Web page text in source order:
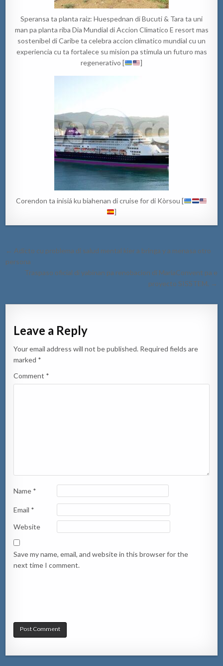
Speransa ta planta raiz: Huespednan di Bucuti & Tara ta uni
man pa planta riba Dia Mundial di Accion Climatico E resort mas
sostenibel di Caribe ta celebra accion climatico mundial cu un
experiencia cu ta fortalece su mision pa stimula un futuro mas
regenerativo [
]
Corendon ta inisiá ku biahenan di cruise for di Kòrsou [
]
Post
navigation
← Adicto cu problema di salud mental kier a bringa y a menasa otro
persona
Traspaso oficial di yabinan pa renobacion di MariaConvent pa e
proyecto SISSTEM. →
Leave a Reply
Your email address will not be published. Required fields are
marked *
Comment *
Name *
Email *
Website
Save my name, email, and website in this browser for the
next time I comment.